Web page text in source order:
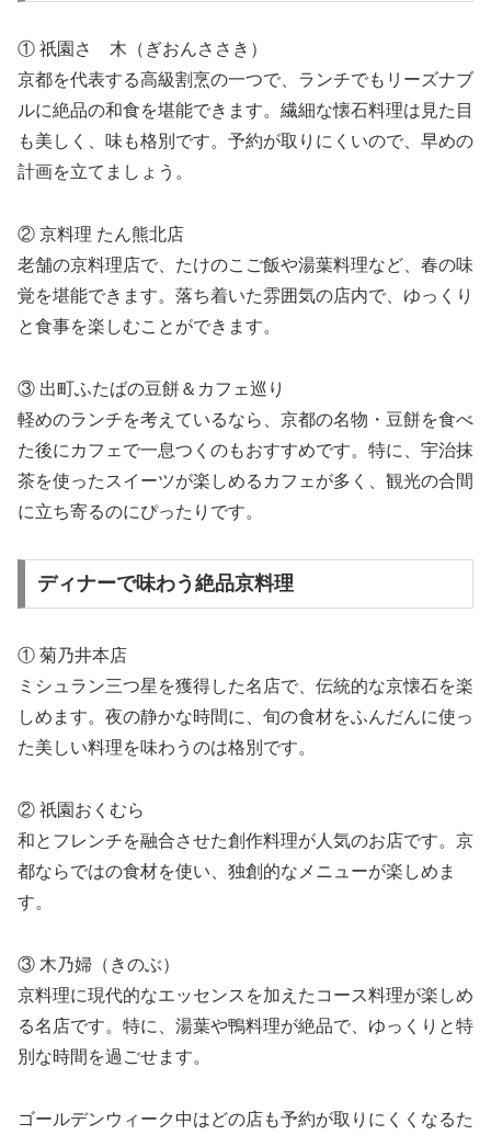
① 祇園さゝ木（ぎおんささき）
京都を代表する高級割烹の一つで、ランチでもリーズナブ
ルに絶品の和食を堪能できます。繊細な懐石料理は見た目
も美しく、味も格別です。予約が取りにくいので、早めの
計画を立てましょう。
② 京料理 たん熊北店
老舗の京料理店で、たけのこご飯や湯葉料理など、春の味
覚を堪能できます。落ち着いた雰囲気の店内で、ゆっくり
と食事を楽しむことができます。
③ 出町ふたばの豆餅＆カフェ巡り
軽めのランチを考えているなら、京都の名物・豆餅を食べ
た後にカフェで一息つくのもおすすめです。特に、宇治抹
茶を使ったスイーツが楽しめるカフェが多く、観光の合間
に立ち寄るのにぴったりです。
ディナーで味わう絶品京料理
① 菊乃井本店
ミシュラン三つ星を獲得した名店で、伝統的な京懐石を楽
しめます。夜の静かな時間に、旬の食材をふんだんに使っ
た美しい料理を味わうのは格別です。
② 祇園おくむら
和とフレンチを融合させた創作料理が人気のお店です。京
都ならではの食材を使い、独創的なメニューが楽しめま
す。
③ 木乃婦（きのぶ）
京料理に現代的なエッセンスを加えたコース料理が楽しめ
る名店です。特に、湯葉や鴨料理が絶品で、ゆっくりと特
別な時間を過ごせます。
ゴールデンウィーク中はどの店も予約が取りにくくなるた